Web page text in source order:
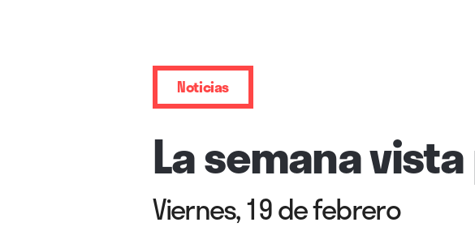
Noticias
La semana
Viernes, 19 de febrero